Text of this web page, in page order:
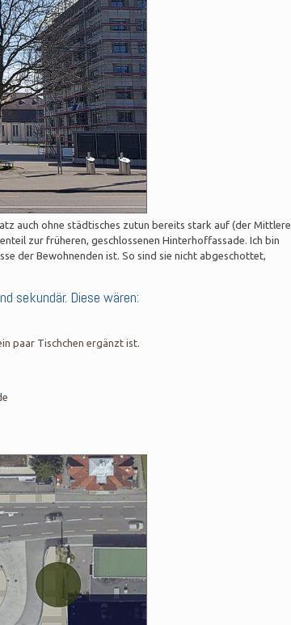
auch ohne städtisches zutun bereits stark auf (der Mittlere
zur früheren, geschlossenen Hinterhoffassade. Ich bin
der Bewohnenden ist. So sind sie nicht abgeschottet,
sekundär. Diese wären:
paar Tischchen ergänzt ist.